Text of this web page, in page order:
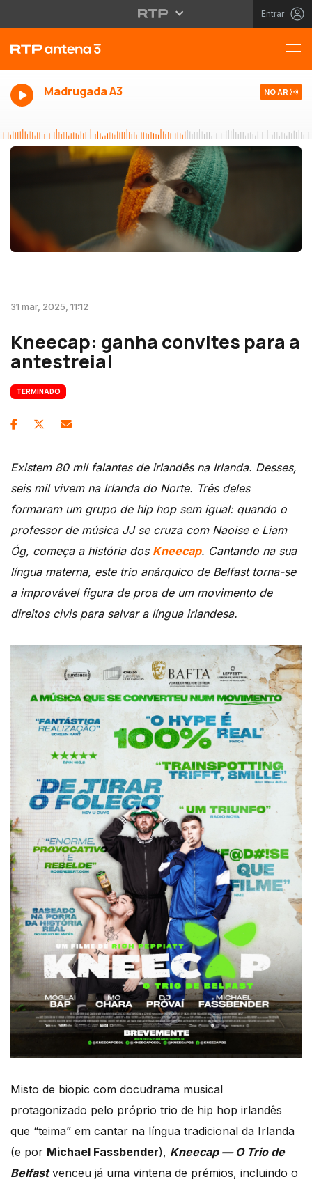
Entrar
Madrugada A3 NO AR
31 mar, 2025, 11:12
Kneecap: ganha convites para a
antestreia!
TERMINADO
Existem 80 mil falantes de irlandês na Irlanda. Desses,
seis mil vivem na Irlanda do Norte. Três deles
formaram um grupo de hip hop sem igual: quando o
professor de música JJ se cruza com Naoise e Liam
Óg, começa a história dos Kneecap. Cantando na sua
língua materna, este trio anárquico de Belfast torna-se
a improvável figura de proa de um movimento de
direitos civis para salvar a língua irlandesa.
Misto de biopic com docudrama musical
protagonizado pelo próprio trio de hip hop irlandês
que “teima” em cantar na língua tradicional da Irlanda
(e por Michael Fassbender), Kneecap — O Trio de
Belfastvenceu já uma vintena de prémios, incluindo o